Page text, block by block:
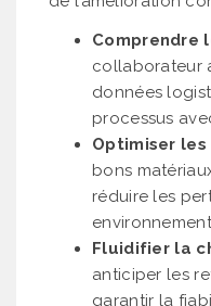
Comprendre
collaborateur
données
processus
Optimiser
bons
réduire les
Fluidifier la
anticiper les
garantir la